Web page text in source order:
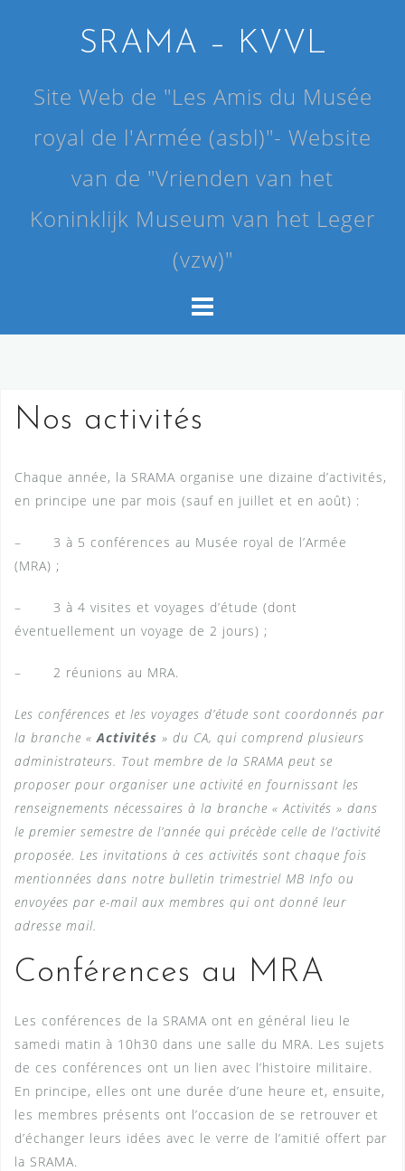
SRAMA – KVVL
Site Web de "Les Amis du Musée
royal de l'Armée (asbl)"- Website
van de "Vrienden van het
Koninklijk Museum van het Leger
(vzw)"
Nos activités
Chaque année, la SRAMA organise une dizaine d’activités,
en principe une par mois (sauf en juillet et en août) :
– 3 à 5 conférences au Musée royal de l’Armée
(MRA) ;
– 3 à 4 visites et voyages d’étude (dont
éventuellement un voyage de 2 jours) ;
– 2 réunions au MRA.
Les conférences et les voyages d’étude sont coordonnés par
la branche «Activités » du CA, qui comprend plusieurs
administrateurs. Tout membre de la SRAMA peut se
proposer pour organiser une activité en fournissant les
renseignements nécessaires à la branche « Activités » dans
le premier semestre de l’année qui précède celle de l’activité
proposée. Les invitations à ces activités sont chaque fois
mentionnées dans notre bulletin trimestriel MB Info ou
envoyées par e-mail aux membres qui ont donné leur
adresse mail.
Conférences au MRA
Les conférences de la SRAMA ont en général lieu le
samedi matin à 10h30 dans une salle du MRA. Les sujets
de ces conférences ont un lien avec l’histoire militaire.
En principe, elles ont une durée d’une heure et, ensuite,
les membres présents ont l’occasion de se retrouver et
d’échanger leurs idées avec le verre de l’amitié offert par
la SRAMA.